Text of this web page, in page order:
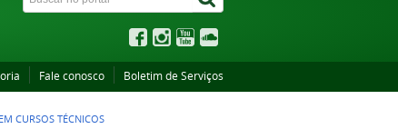
Fale conosco Boletim de Serviços
CURSOS TÉCNICOS